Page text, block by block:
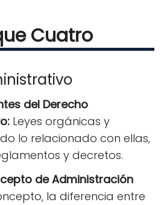
Cuatro
del Derecho
Leyes orgánicas y
lo relacionado con ellas,
y decretos.
de Administración
la diferencia entre